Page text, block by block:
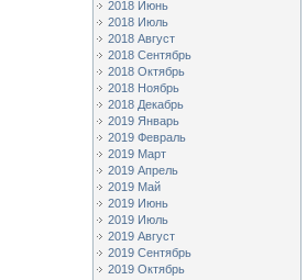
2018 Июнь
2018 Июль
2018 Август
2018 Сентябрь
2018 Октябрь
2018 Ноябрь
2018 Декабрь
2019 Январь
2019 Февраль
2019 Март
2019 Апрель
2019 Май
2019 Июнь
2019 Июль
2019 Август
2019 Сентябрь
2019 Октябрь